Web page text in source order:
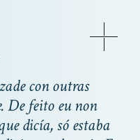
con outras
De feito eu non
dicía, só estaba